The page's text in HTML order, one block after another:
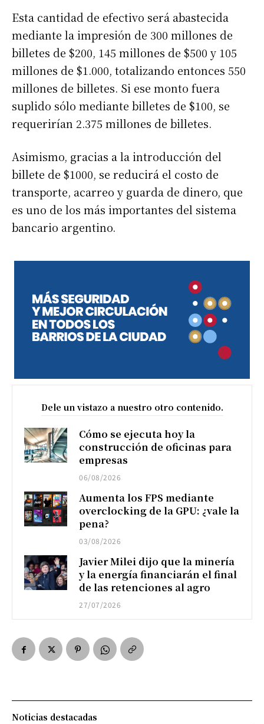
Esta cantidad de efectivo será abastecida
mediante la impresión de 300 millones de
billetes de $200, 145 millones de $500 y 105
millones de $1.000, totalizando entonces 550
millones de billetes. Si ese monto fuera
suplido sólo mediante billetes de $100, se
requerirían 2.375 millones de billetes.
Asimismo, gracias a la introducción del
billete de $1000, se reducirá el costo de
transporte, acarreo y guarda de dinero, que
es uno de los más importantes del sistema
bancario argentino.
Dele un vistazo a nuestro otro contenido.
Cómo se ejecuta hoy la
construcción de oficinas para
empresas
06/08/2026
Aumenta los FPS mediante
overclocking de la GPU: ¿vale la
pena?
03/08/2026
Javier Milei dijo que la minería
y la energía financiarán el final
de las retenciones al agro
27/07/2026
Noticias destacadas